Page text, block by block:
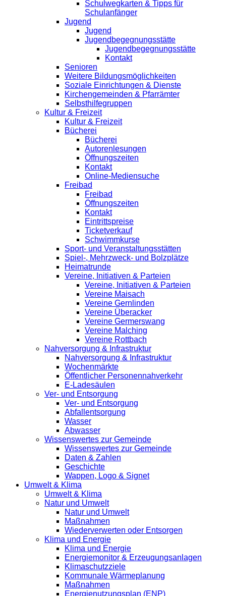
Schulwegkarten & Tipps für
Schulanfänger
Jugend
Jugend
Jugendbegegnungsstätte
Jugendbegegnungsstätte
Kontakt
Senioren
Weitere Bildungsmöglichkeiten
Soziale Einrichtungen & Dienste
Kirchengemeinden & Pfarrämter
Selbsthilfegruppen
Kultur & Freizeit
Kultur & Freizeit
Bücherei
Bücherei
Autorenlesungen
Öffnungszeiten
Kontakt
Online-Mediensuche
Freibad
Freibad
Öffnungszeiten
Kontakt
Eintrittspreise
Ticketverkauf
Schwimmkurse
Sport- und Veranstaltungsstätten
Spiel-, Mehrzweck- und Bolzplätze
Heimatrunde
Vereine, Initiativen & Parteien
Vereine, Initiativen & Parteien
Vereine Maisach
Vereine Gernlinden
Vereine Überacker
Vereine Germerswang
Vereine Malching
Vereine Rottbach
Nahversorgung & Infrastruktur
Nahversorgung & Infrastruktur
Wochenmärkte
Öffentlicher Personennahverkehr
E-Ladesäulen
Ver- und Entsorgung
Ver- und Entsorgung
Abfallentsorgung
Wasser
Abwasser
Wissenswertes zur Gemeinde
Wissenswertes zur Gemeinde
Daten & Zahlen
Geschichte
Wappen, Logo & Signet
Umwelt & Klima
Umwelt & Klima
Natur und Umwelt
Natur und Umwelt
Maßnahmen
Wiederverwerten oder Entsorgen
Klima und Energie
Klima und Energie
Energiemonitor & Erzeugungsanlagen
Klimaschutzziele
Kommunale Wärmeplanung
Maßnahmen
Energienutzungsplan (ENP)